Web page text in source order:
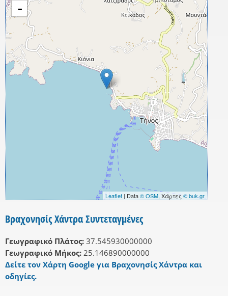
-
Leaflet | Data© OSM, Χάρτες © buk.gr
Βραχονησίς Χάντρα Συντεταγμένες
Γεωγραφικό Πλάτος: 37.545930000000
Γεωγραφικό Μήκος: 25.146890000000
Δείτε τον Χάρτη Google για Βραχονησίς Χάντρα και
οδηγίες.